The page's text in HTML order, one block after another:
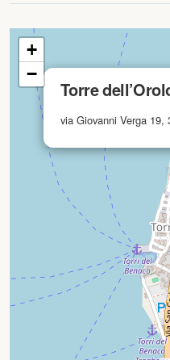
mappa in caricamento...
Torre
via Giovanni Verga 19,
+
−